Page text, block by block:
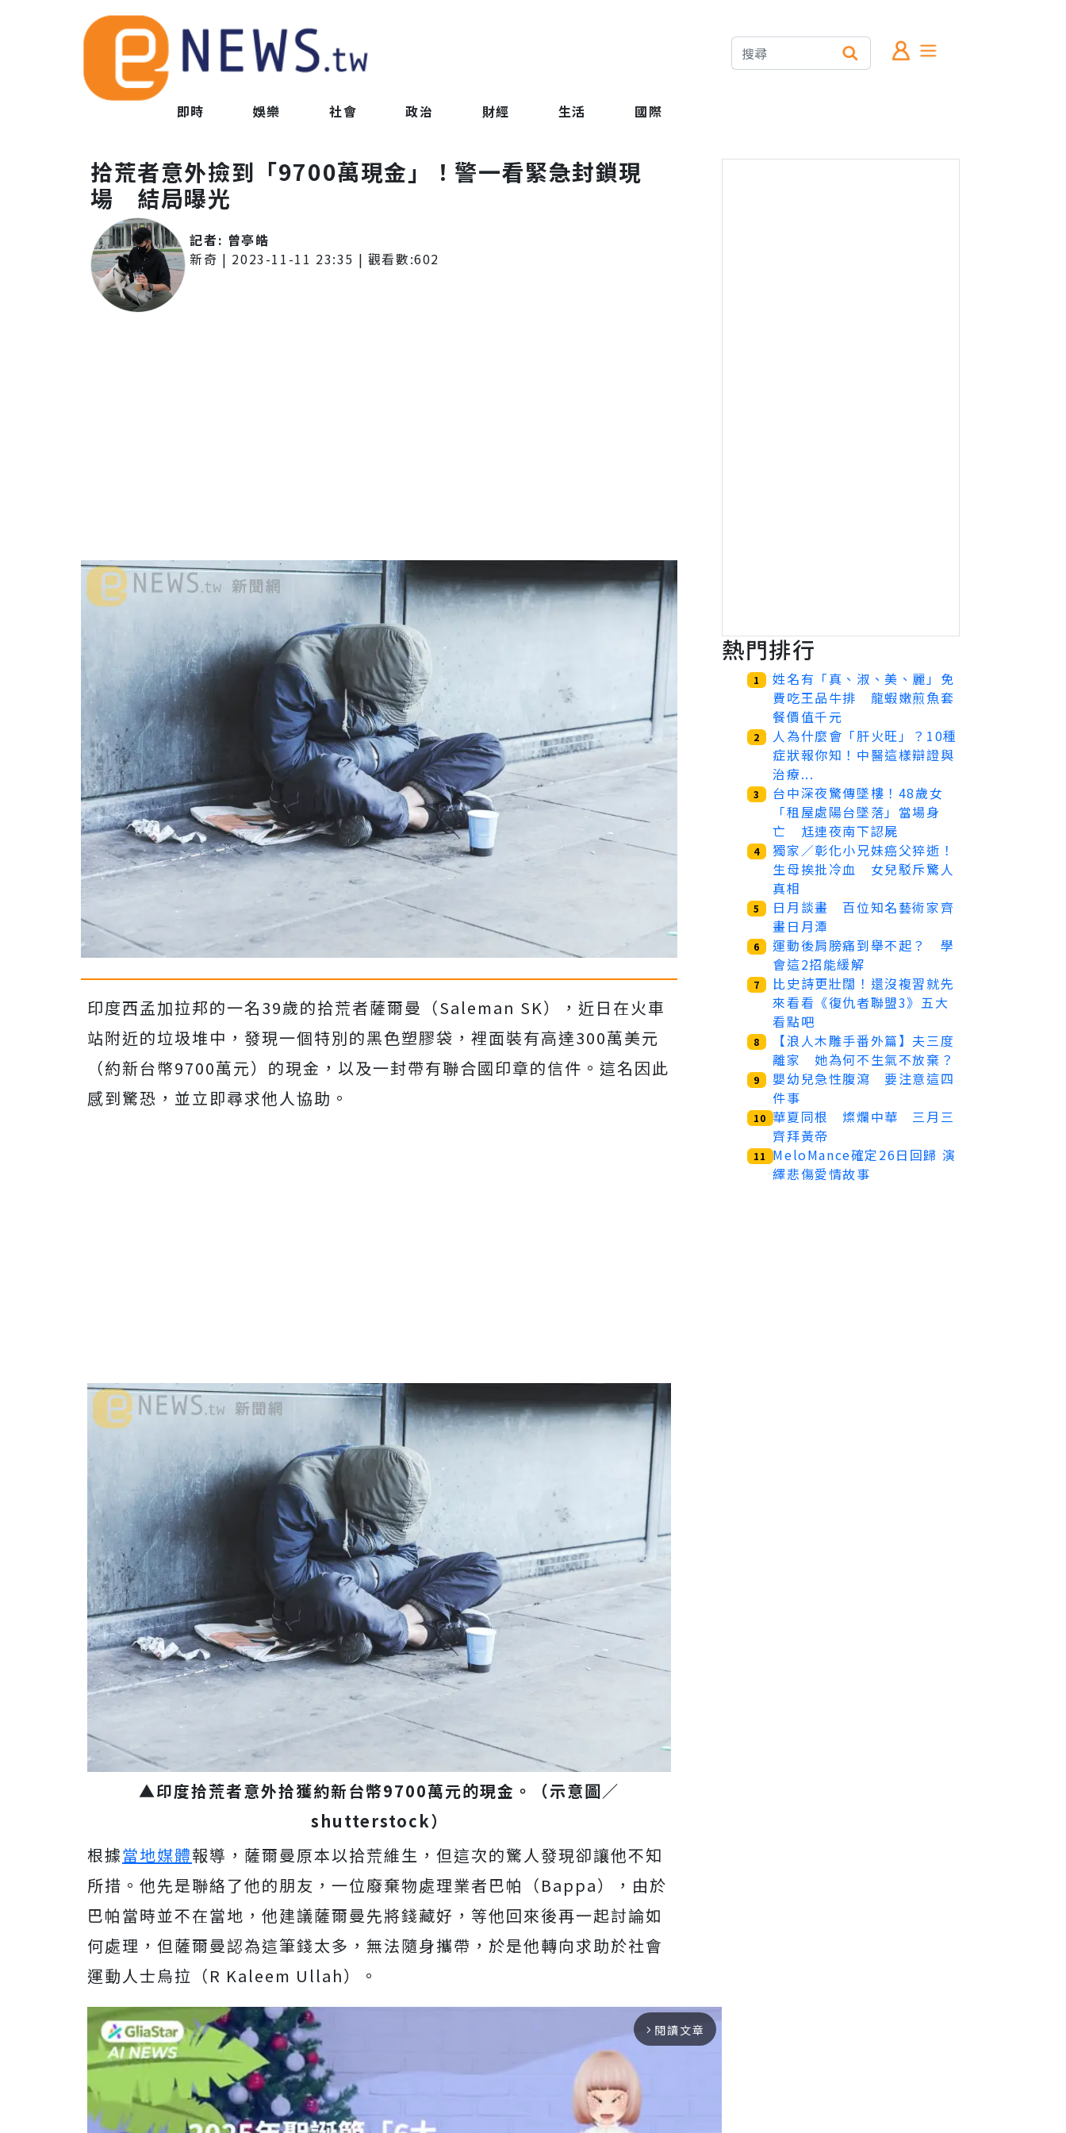
即時 娛樂 社會 政治 財經 生活 國際
拾荒者意外撿到「9700萬現金」！警一看緊急封鎖現
場 結局曝光
記者: 曾亭皓
新奇 | 2023-11-11 23:35 | 觀看數:602
印度西孟加拉邦的一名39歲的拾荒者薩爾曼（Saleman SK），近日在火車
站附近的垃圾堆中，發現一個特別的黑色塑膠袋，裡面裝有高達300萬美元
（約新台幣9700萬元）的現金，以及一封帶有聯合國印章的信件。這名因此
感到驚恐，並立即尋求他人協助。
▲印度拾荒者意外拾獲約新台幣9700萬元的現金。
（示意圖／
shutterstock）
根據當地媒體報導，薩爾曼原本以拾荒維生，但這次的驚人發現卻讓他不知
所措。他先是聯絡了他的朋友，一位廢棄物處理業者巴帕（Bappa），由於
巴帕當時並不在當地，他建議薩爾曼先將錢藏好，等他回來後再一起討論如
何處理，但薩爾曼認為這筆錢太多，無法隨身攜帶，於是他轉向求助於社會
運動人士烏拉（R Kaleem Ullah）。
arrow_forward_ios 閱讀文章
熱門排行
1
姓名有「真、淑、美、麗」免
費吃王品牛排 龍蝦嫩煎魚套
餐價值千元
2
人為什麼會「肝火旺」？10種
症狀報你知！中醫這樣辯證與
治療...
3
台中深夜驚傳墜樓！48歲女
「租屋處陽台墜落」當場身
亡 尪連夜南下認屍
4
獨家／彰化小兄妹癌父猝逝！
生母挨批冷血 女兒駁斥驚人
真相
5
日月談畫 百位知名藝術家齊
畫日月潭
6
運動後肩膀痛到舉不起？ 學
會這2招能緩解
7
比史詩更壯闊！還沒複習就先
來看看《復仇者聯盟3》五大
看點吧
8
【浪人木雕手番外篇】夫三度
離家 她為何不生氣不放棄？
9
嬰幼兒急性腹瀉 要注意這四
件事
10 華夏同根 燦爛中華 三月三
齊拜黃帝
11
MeloMance確定26日回歸 演
繹悲傷愛情故事